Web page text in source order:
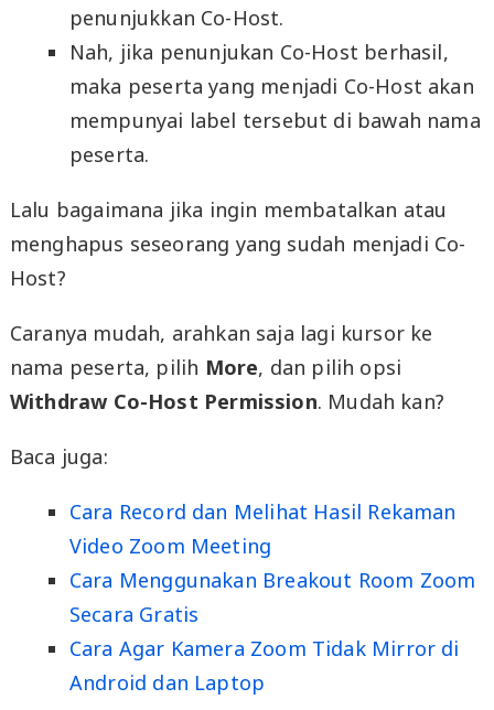
penunjukkan Co-Host.
Nah, jika penunjukan Co-Host berhasil,
maka peserta yang menjadi Co-Host akan
mempunyai label tersebut di bawah nama
peserta.
Lalu bagaimana jika ingin membatalkan atau
menghapus seseorang yang sudah menjadi Co-
Host?
Caranya mudah, arahkan saja lagi kursor ke
nama peserta, pilih More, dan pilih opsi
Withdraw Co-Host Permission. Mudah kan?
Baca juga:
Cara Record dan Melihat Hasil Rekaman
Video Zoom Meeting
Cara Menggunakan Breakout Room Zoom
Secara Gratis
Cara Agar Kamera Zoom Tidak Mirror di
Android dan Laptop